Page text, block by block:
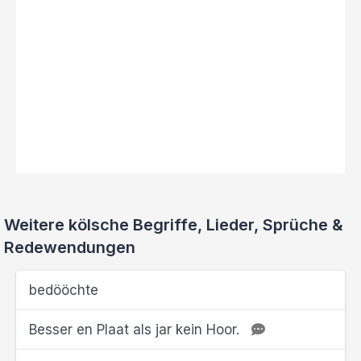
Weitere kölsche Begriffe, Lieder, Sprüche &
Redewendungen
bedööchte
Besser en Plaat als jar kein Hoor.